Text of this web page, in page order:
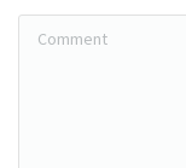
Comment